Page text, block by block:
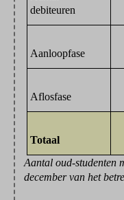
debiteuren
Aanloopfase
Aflosfase
Totaal
Aantal oud-studenten
december van het